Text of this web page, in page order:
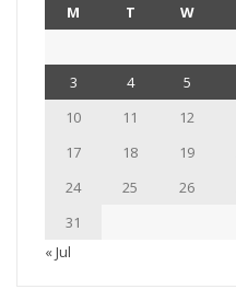
M T W
3
4 5
10
11 12
17
18 19
24
25 26
31
« Jul